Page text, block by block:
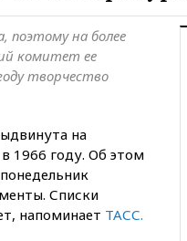
поэтому на более
комитет ее
творчество
на
1966 году. Об этом
Списки
напоминает ТАСС.